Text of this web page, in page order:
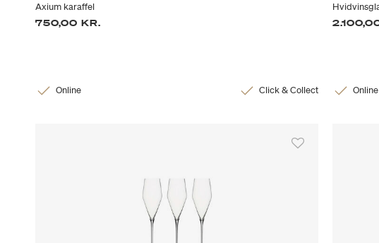
Axium karaffel
750,00 KR.
Online Click & Collect Online